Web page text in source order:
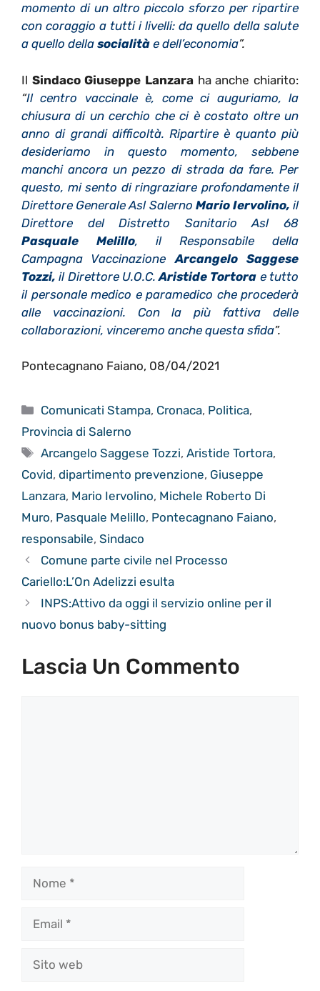
momento di un altro piccolo sforzo per ripartire
con coraggio a tutti i livelli: da quello della salute
a quello della socialità e dell’economia”.
Il Sindaco Giuseppe Lanzara ha anche chiarito:
“Il centro vaccinale è, come ci auguriamo, la
chiusura di un cerchio che ci è costato oltre un
anno di grandi difficoltà. Ripartire è quanto più
desideriamo in questo momento, sebbene
manchi ancora un pezzo di strada da fare. Per
questo, mi sento di ringraziare profondamente il
Direttore Generale Asl Salerno Mario Iervolino, il
Direttore del Distretto Sanitario Asl 68
Pasquale Melillo, il Responsabile della
Campagna VaccinazioneArcangelo Saggese
Tozzi, il Direttore U.O.C.Aristide Tortora e tutto
il personale medico e paramedico che procederà
alle vaccinazioni. Con la più fattiva delle
collaborazioni, vinceremo anche questa sfida”.
Pontecagnano Faiano, 08/04/2021
Categorie
Comunicati Stampa, Cronaca, Politica,
Provincia di Salerno
Tag
Arcangelo Saggese Tozzi,Aristide Tortora,
Covid, dipartimento prevenzione, Giuseppe
Lanzara, Mario Iervolino, Michele Roberto Di
Muro, Pasquale Melillo, Pontecagnano Faiano,
responsabile, Sindaco
Comune parte civile nel Processo
Cariello:L’On Adelizzi esulta
INPS:Attivo da oggi il servizio online per il
nuovo bonus baby-sitting
Lascia Un Commento
web